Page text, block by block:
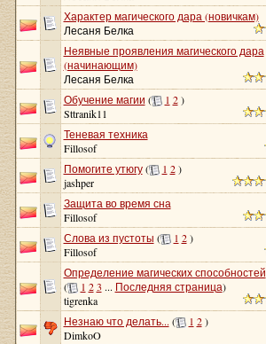
Характер магического дара (новичкам)
Лесаня Белка
Неявные проявления магического дара
(начинающим)
Лесаня Белка
Обучение магии ( 1 2 )
Sttranik11
Теневая техника
Fillosof
Помогите утюгу ( 1 2 )
jashper
Защита во время сна
Fillosof
Слова из пустоты ( 1 2 )
Fillosof
Определение магических способностей
(
1 2 3 ... Последняя страница)
tigrenka
Незнаю что делать... ( 1 2 )
DimkoO